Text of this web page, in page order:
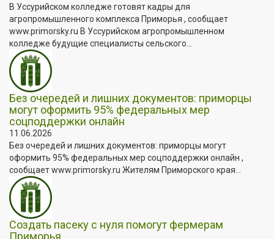
В Уссурийском колледже готовят кадры для
агропромышленного комплекса Приморья , сообщает
www.primorsky.ru В Уссурийском агропромышленном
колледже будущие специалисты сельского...
Без очередей и лишних документов: приморцы
могут оформить 95% федеральных мер
соцподдержки онлайн
11.06.2026
Без очередей и лишних документов: приморцы могут
оформить 95% федеральных мер соцподдержки онлайн ,
сообщает www.primorsky.ru Жителям Приморского края...
Создать пасеку с нуля помогут фермерам
Приморья